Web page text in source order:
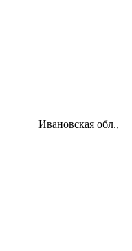
Ивановская обл.,